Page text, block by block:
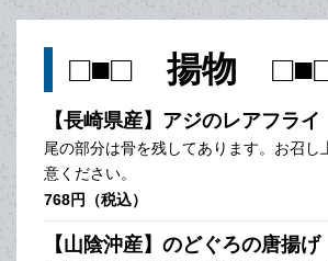
□■□ 揚物
【長崎県産】アジのレアフライ
尾の部分は骨を残してあります。お召し
意ください。
768円（税込）
【山陰沖産】のどぐろの唐揚げ